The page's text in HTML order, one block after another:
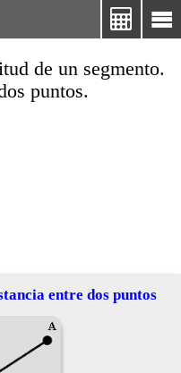


de un segmento.
puntos.
entre dos puntos